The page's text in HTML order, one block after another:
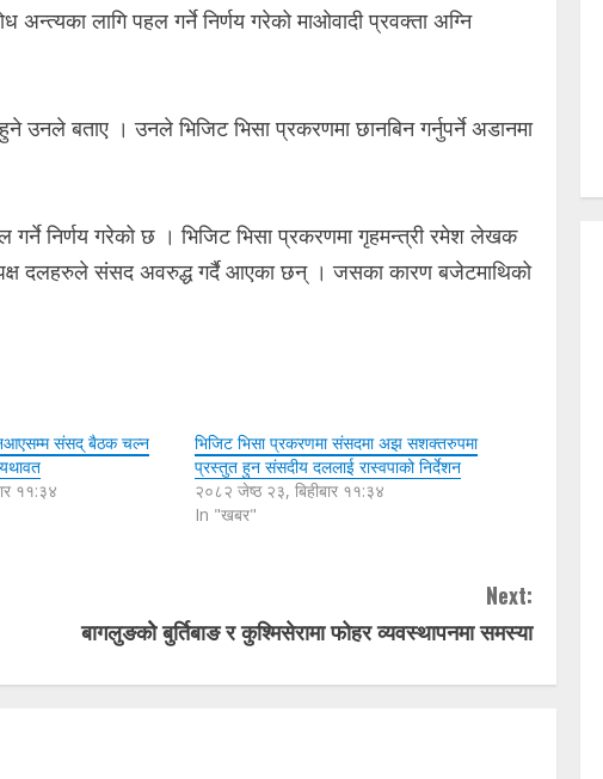
लागि पहल गर्ने निर्णय गरेको माओवादी प्रवक्ता अग्नि
उनले बताए । उनले भिजिट भिसा प्रकरणमा छानबिन गर्नुपर्ने अडानमा
निर्णय गरेको छ । भिजिट भिसा प्रकरणमा गृहमन्त्री रमेश लेखक
दलहरुले संसद अवरुद्ध गर्दै आएका छन् । जसका कारण बजेटमाथिको
नआएसम्म संसद् बैठक चल्न
११:३४
भिजिट भिसा प्रकरणमा संसदमा अझ सशक्तरुपमा
प्रस्तुत हुन संसदीय दललाई रास्वपाको निर्देशन
२०८२ जेष्ठ २३, बिहीबार ११:३४
In "खबर"
Next:
बागलुङकोे बुर्तिबाङ र कुश्मिसेरामा फोहर व्यवस्थापनमा समस्या